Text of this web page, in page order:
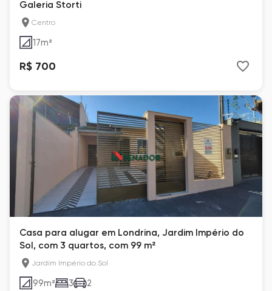
Galeria Storti
Centro
17m²
R$ 700
Casa para alugar em Londrina, Jardim Império do
Sol, com 3 quartos, com 99 m²
Jardim Império do Sol
99m² 3 2